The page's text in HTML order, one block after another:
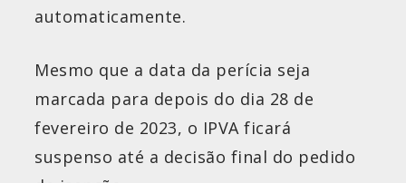
automaticamente.
Mesmo que a data da perícia seja
marcada para depois do dia 28 de
fevereiro de 2023, o IPVA ficará
suspenso até a decisão final do pedido